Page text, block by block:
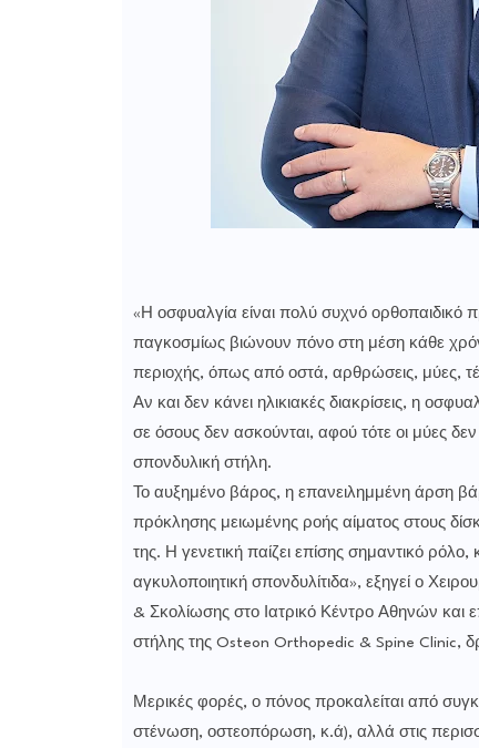
«Η οσφυαλγία είναι πολύ συχνό
παγκοσμίως βιώνουν πόνο στη μέση κάθε
περιοχής, όπως από οστά, αρθρώσεις, μύες,
Αν και δεν κάνει ηλικιακές διακρίσεις, η
σε όσους δεν ασκούνται, αφού τότε οι μύες
σπονδυλική στήλη.
Το αυξημένο βάρος, η επανειλημμένη άρση
πρόκλησης μειωμένης ροής αίματος στους
της. Η γενετική παίζει επίσης σημαντικό
αγκυλοποιητική σπονδυλίτιδα», εξηγεί ο
& Σκολίωσης στο Ιατρικό Κέντρο Αθηνών και
στήλης της Osteon Orthopedic & Spine Clinic,
Μερικές φορές, ο πόνος προκαλείται από
στένωση, οστεοπόρωση, κ.ά), αλλά στις